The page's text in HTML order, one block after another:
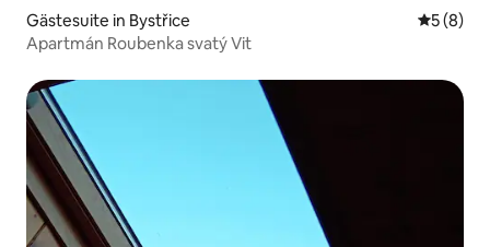
Gästesuite in Bystřice
5 (8)
Apartmán Roubenka svatý Vit